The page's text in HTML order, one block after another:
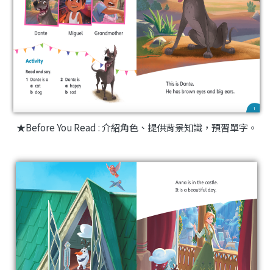
★Before You Read : 介紹角色、提供背景知識，預習單字。